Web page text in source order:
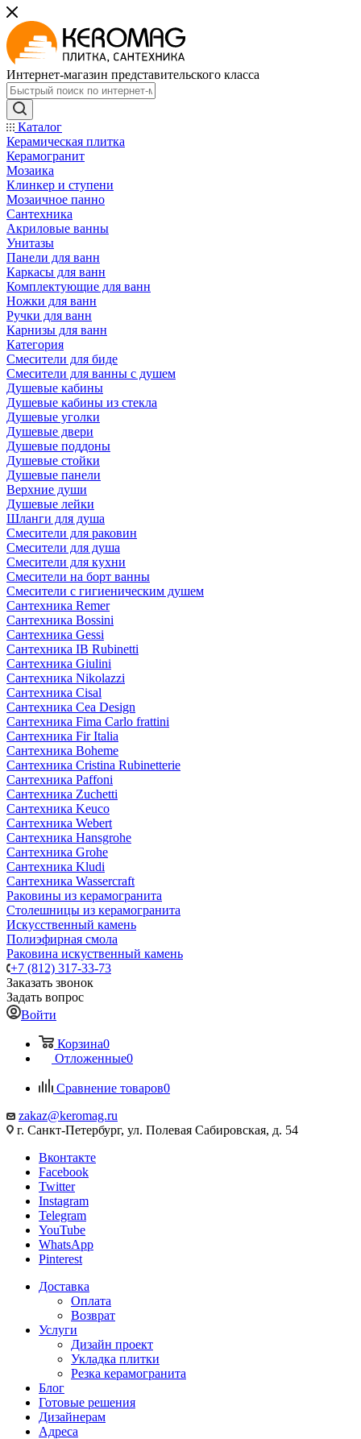
Интернет-магазин представительского класса
Каталог
Керамическая плитка
Керамогранит
Мозаика
Клинкер и ступени
Мозаичное панно
Сантехника
Акриловые ванны
Унитазы
Панели для ванн
Каркасы для ванн
Комплектующие для ванн
Ножки для ванн
Ручки для ванн
Карнизы для ванн
Категория
Смесители для биде
Смесители для ванны с душем
Душевые кабины
Душевые кабины из стекла
Душевые уголки
Душевые двери
Душевые поддоны
Душевые стойки
Душевые панели
Верхние души
Душевые лейки
Шланги для душа
Смесители для раковин
Смесители для душа
Смесители для кухни
Смесители на борт ванны
Смесители с гигиеническим душем
Сантехника Remer
Сантехника Bossini
Сантехника Gessi
Сантехника IB Rubinetti
Сантехника Giulini
Сантехника Nikolazzi
Сантехника Cisal
Сантехника Cea Design
Сантехника Fima Carlo frattini
Сантехника Fir Italia
Сантехника Boheme
Сантехника Cristina Rubinetterie
Сантехника Paffoni
Сантехника Zuchetti
Сантехника Keuco
Сантехника Webert
Сантехника Hansgrohe
Сантехника Grohe
Сантехника Kludi
Сантехника Wassercraft
Раковины из керамогранита
Столешницы из керамогранита
Искусственный камень
Полиэфирная смола
Раковина искуственный камень
+7 (812) 317-33-73
Заказать звонок
Задать вопрос
Войти
Корзина0
Отложенные0
Сравнение товаров0
zakaz@keromag.ru
г. Санкт-Петербург, ул. Полевая Сабировская, д. 54
Вконтакте
Facebook
Twitter
Instagram
Telegram
YouTube
WhatsApp
Pinterest
Доставка
Оплата
Возврат
Услуги
Дизайн проект
Укладка плитки
Резка керамогранита
Блог
Готовые решения
Дизайнерам
Адреса